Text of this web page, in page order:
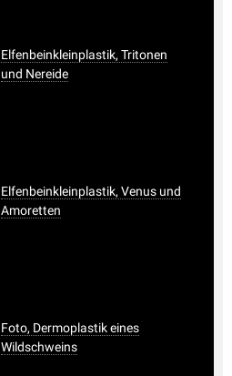
Elfenbeinkleinplastik, Tritonen
und Nereide
Elfenbeinkleinplastik, Venus und
Amoretten
Foto, Dermoplastik eines
Wildschweins